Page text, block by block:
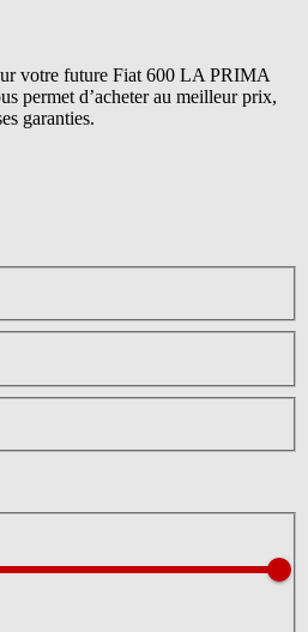
votre future Fiat 600 LA PRIMA
permet d’acheter au meilleur prix,
garanties.